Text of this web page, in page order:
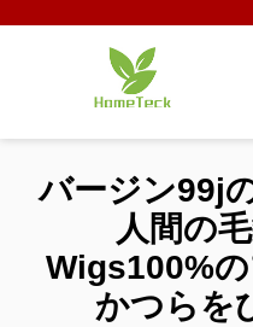
バージン99j
人間の
Wigs100%
かつらを